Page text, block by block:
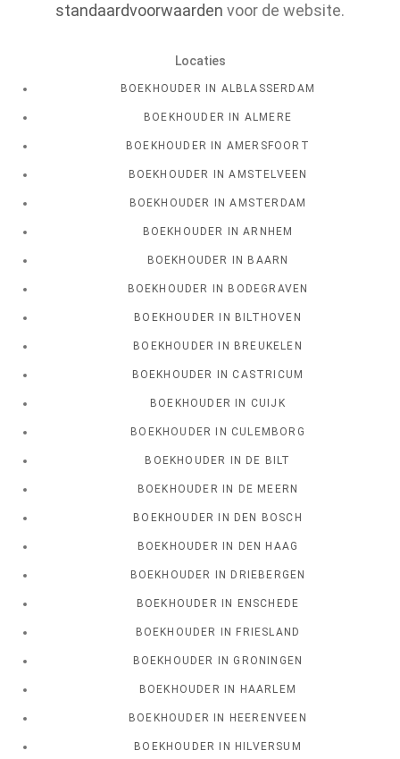
standaardvoorwaarden voor de website.
Locaties
BOEKHOUDER IN ALBLASSERDAM
BOEKHOUDER IN ALMERE
BOEKHOUDER IN AMERSFOORT
BOEKHOUDER IN AMSTELVEEN
BOEKHOUDER IN AMSTERDAM
BOEKHOUDER IN ARNHEM
BOEKHOUDER IN BAARN
BOEKHOUDER IN BODEGRAVEN
BOEKHOUDER IN BILTHOVEN
BOEKHOUDER IN BREUKELEN
BOEKHOUDER IN CASTRICUM
BOEKHOUDER IN CUIJK
BOEKHOUDER IN CULEMBORG
BOEKHOUDER IN DE BILT
BOEKHOUDER IN DE MEERN
BOEKHOUDER IN DEN BOSCH
BOEKHOUDER IN DEN HAAG
BOEKHOUDER IN DRIEBERGEN
BOEKHOUDER IN ENSCHEDE
BOEKHOUDER IN FRIESLAND
BOEKHOUDER IN GRONINGEN
BOEKHOUDER IN HAARLEM
BOEKHOUDER IN HEERENVEEN
BOEKHOUDER IN HILVERSUM